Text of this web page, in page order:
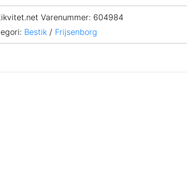
Varenummer: 604984
Bestik / Frijsenborg